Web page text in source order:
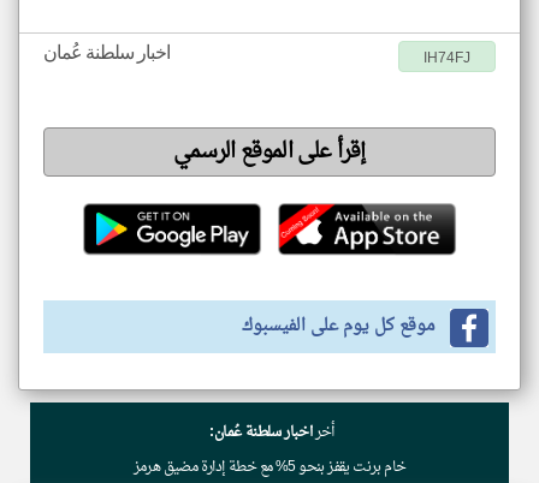
اخبار سلطنة عُمان IH74FJ
إقرأ على الموقع الرسمي
موقع كل يوم على الفيسبوك
أخراخبار سلطنة عُمان:
خام برنت يقفز بنحو 5% مع خطة إدارة مضيق هرمز